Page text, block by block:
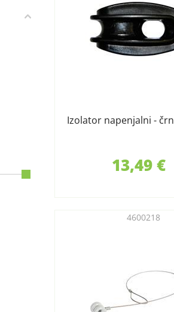
Izolator napenjalni - črn
13,49 €
4600218